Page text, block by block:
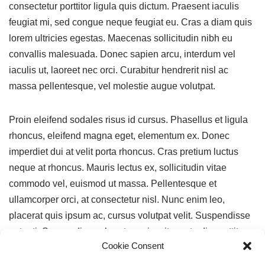
Cookie Consent
consectetur porttitor ligula quis dictum. Praesent iaculis
feugiat mi, sed congue neque feugiat eu. Cras a diam quis
lorem ultricies egestas. Maecenas sollicitudin nibh eu
convallis malesuada. Donec sapien arcu, interdum vel
iaculis ut, laoreet nec orci. Curabitur hendrerit nisl ac
massa pellentesque, vel molestie augue volutpat.
Proin eleifend sodales risus id cursus. Phasellus et ligula
rhoncus, eleifend magna eget, elementum ex. Donec
imperdiet dui at velit porta rhoncus. Cras pretium luctus
neque at rhoncus. Mauris lectus ex, sollicitudin vitae
commodo vel, euismod ut massa. Pellentesque et
ullamcorper orci, at consectetur nisl. Nunc enim leo,
placerat quis ipsum ac, cursus volutpat velit. Suspendisse
potenti. Suspendisse pharetra enim sit amet odio porttitor